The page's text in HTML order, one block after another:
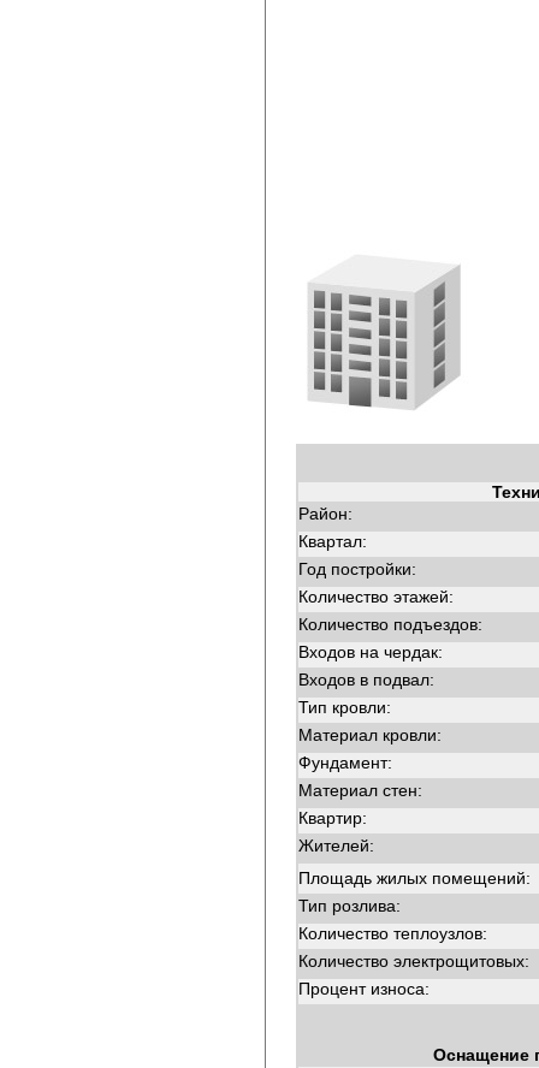
Район:
Квартал:
Год постройки:
Количество этажей:
Количество подъездов:
Входов на чердак:
Входов в подвал:
Тип кровли:
Материал кровли:
Фундамент:
Материал стен:
Квартир:
Жителей:
Площадь жилых помещений:
Тип розлива:
Количество теплоузлов:
Количество электрощитовых:
Процент износа:
Оснащение